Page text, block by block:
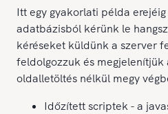
Itt egy gyakorlati példa
adatbázisból kérünk le
kéréseket küldünk a szerver
feldolgozzuk és
oldalletöltés nélkül megy
Időzített scriptek - a